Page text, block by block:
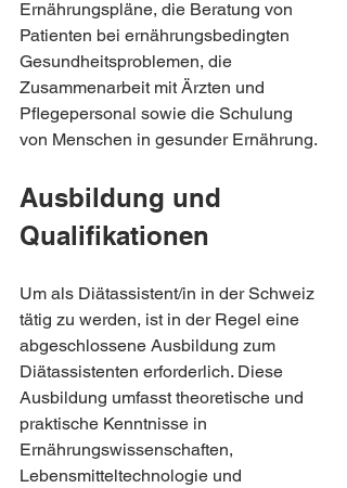
Ernährungspläne, die Beratung von
Patienten bei ernährungsbedingten
Gesundheitsproblemen, die
Zusammenarbeit mit Ärzten und
Pflegepersonal sowie die Schulung
von Menschen in gesunder Ernährung.
Ausbildung und
Qualifikationen
Um als Diätassistent/in in der Schweiz
tätig zu werden, ist in der Regel eine
abgeschlossene Ausbildung zum
Diätassistenten erforderlich. Diese
Ausbildung umfasst theoretische und
praktische Kenntnisse in
Ernährungswissenschaften,
Lebensmitteltechnologie und